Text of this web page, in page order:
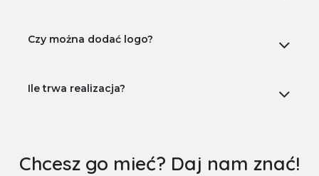
Czy można dodać logo?
Ile trwa realizacja?
Chcesz go mieć? Daj nam znać!